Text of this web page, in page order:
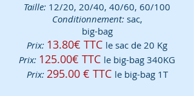
Taille: 12/20, 20/40, 40/60, 60/100
Conditionnement:sac,
big-bag
Prix: 13.80€ TTC le sac de 20 Kg
Prix: 125.00€ TTC le big-bag 340KG
Prix: 295.00 € TTC le big-bag 1T